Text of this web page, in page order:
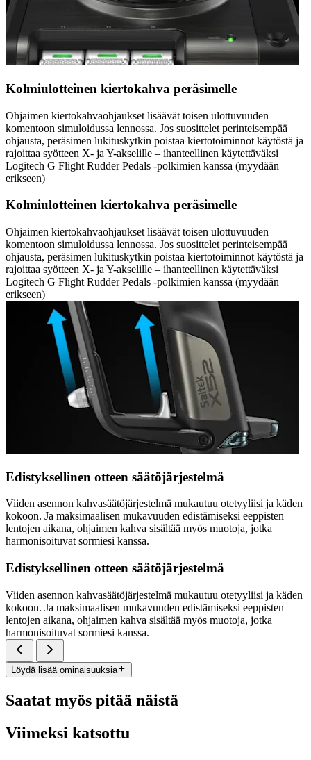
Kolmiulotteinen kiertokahva peräsimelle
Ohjaimen kiertokahvaohjaukset lisäävät toisen ulottuvuuden
komentoon simuloidussa lennossa. Jos suosittelet perinteisempää
ohjausta, peräsimen lukituskytkin poistaa kiertotoiminnot käytöstä ja
rajoittaa syötteen X- ja Y-akselille – ihanteellinen käytettäväksi
Logitech G Flight Rudder Pedals -polkimien kanssa (myydään
erikseen)
Kolmiulotteinen kiertokahva peräsimelle
Ohjaimen kiertokahvaohjaukset lisäävät toisen ulottuvuuden
komentoon simuloidussa lennossa. Jos suosittelet perinteisempää
ohjausta, peräsimen lukituskytkin poistaa kiertotoiminnot käytöstä ja
rajoittaa syötteen X- ja Y-akselille – ihanteellinen käytettäväksi
Logitech G Flight Rudder Pedals -polkimien kanssa (myydään
erikseen)
Edistyksellinen otteen säätöjärjestelmä
Viiden asennon kahvasäätöjärjestelmä mukautuu otetyyliisi ja käden
kokoon. Ja maksimaalisen mukavuuden edistämiseksi eeppisten
lentojen aikana, ohjaimen kahva sisältää myös muotoja, jotka
harmonisoituvat sormiesi kanssa.
Edistyksellinen otteen säätöjärjestelmä
Viiden asennon kahvasäätöjärjestelmä mukautuu otetyyliisi ja käden
kokoon. Ja maksimaalisen mukavuuden edistämiseksi eeppisten
lentojen aikana, ohjaimen kahva sisältää myös muotoja, jotka
harmonisoituvat sormiesi kanssa.
Löydä lisää ominaisuuksia
Saatat myös pitää näistä
Viimeksi katsottu